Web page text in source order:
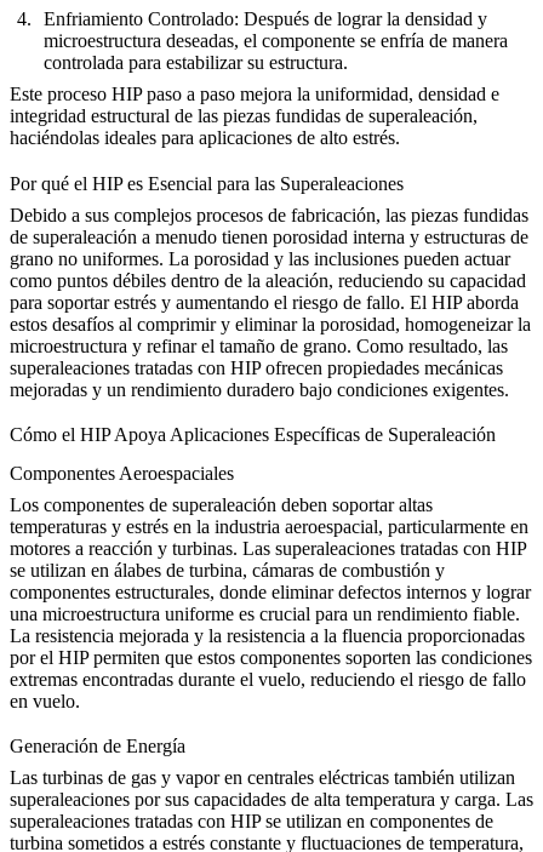
Enfriamiento Controlado: Después de lograr la densidad y
microestructura deseadas, el componente se enfría de manera
controlada para estabilizar su estructura.
Este proceso HIP paso a paso mejora la uniformidad, densidad e
integridad estructural de las piezas fundidas de superaleación,
haciéndolas ideales para aplicaciones de alto estrés.
Por qué el HIP es Esencial para las Superaleaciones
Debido a sus complejos procesos de fabricación, las piezas fundidas
de superaleación a menudo tienen porosidad interna y estructuras de
grano no uniformes. La porosidad y las inclusiones pueden actuar
como puntos débiles dentro de la aleación, reduciendo su capacidad
para soportar estrés y aumentando el riesgo de fallo. El HIP aborda
estos desafíos al comprimir y eliminar la porosidad, homogeneizar la
microestructura y refinar el tamaño de grano. Como resultado, las
superaleaciones tratadas con HIP ofrecen propiedades mecánicas
mejoradas y un rendimiento duradero bajo condiciones exigentes.
Cómo el HIP Apoya Aplicaciones Específicas de Superaleación
Componentes Aeroespaciales
Los componentes de superaleación deben soportar altas
temperaturas y estrés en la industria aeroespacial, particularmente en
motores a reacción y turbinas. Las superaleaciones tratadas con HIP
se utilizan en álabes de turbina, cámaras de combustión y
componentes estructurales, donde eliminar defectos internos y lograr
una microestructura uniforme es crucial para un rendimiento fiable.
La resistencia mejorada y la resistencia a la fluencia proporcionadas
por el HIP permiten que estos componentes soporten las condiciones
extremas encontradas durante el vuelo, reduciendo el riesgo de fallo
en vuelo.
Generación de Energía
Las turbinas de gas y vaporen centrales eléctricas también utilizan
superaleaciones por sus capacidades de alta temperatura y carga. Las
superaleaciones tratadas con HIP se utilizan en componentes de
turbina sometidos a estrés constante y fluctuaciones de temperatura,